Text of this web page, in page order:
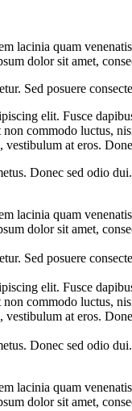
lacinia quam
dolor sit amet,
Sed posuere
elit. Fusce
commodo luctus,
vestibulum at eros.
Donec sed odio
lacinia quam
dolor sit amet,
Sed posuere
elit. Fusce
commodo luctus,
vestibulum at eros.
Donec sed odio
lacinia quam
dolor sit amet,